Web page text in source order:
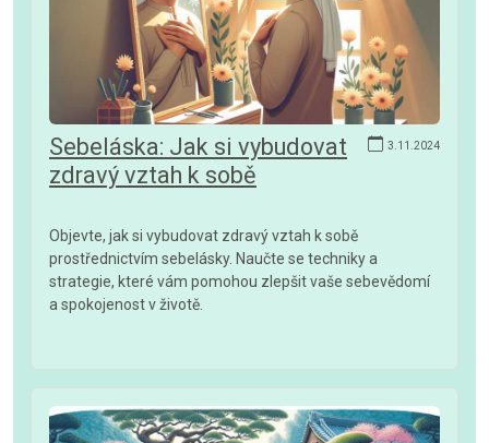
3.11.2024
Sebeláska: Jak si vybudovat
zdravý vztah k sobě
Objevte, jak si vybudovat zdravý vztah k sobě
prostřednictvím sebelásky. Naučte se techniky a
strategie, které vám pomohou zlepšit vaše sebevědomí
a spokojenost v životě.